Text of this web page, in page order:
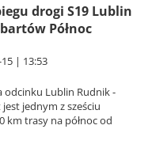
drogi S19 Lublin
Północ
| 13:53
odcinku Lublin Rudnik -
jednym z sześciu
km trasy na północ od